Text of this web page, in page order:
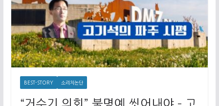
BEST-STORY 소리치논단
“거수기 의회” 불명예 씻어내야 – 고